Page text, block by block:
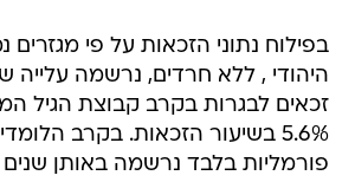
בפילוח נתוני הזכאות על פי מגזרים
זכאים לבגרות בקרב קבוצת הגיל
5.6% בשיעור הזכאות. בקרב